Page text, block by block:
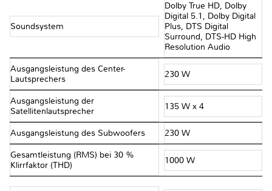
Soundsystem
Dolby True HD, Dolby
Digital 5.1, Dolby Digital
Plus, DTS Digital
Surround, DTS-HD High
Resolution Audio
Ausgangsleistung des Center-
Lautsprechers
230 W
Ausgangsleistung der
Satellitenlautsprecher
135 W x 4
Ausgangsleistung des Subwoofers 230 W
Gesamtleistung (RMS) bei 30 %
Klirrfaktor (THD)
1000 W